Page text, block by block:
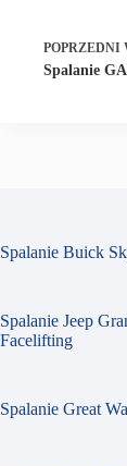
POPRZEDNI
Spalanie
Spalanie Buick
Spalanie Jeep
Facelifting
Spalanie Great